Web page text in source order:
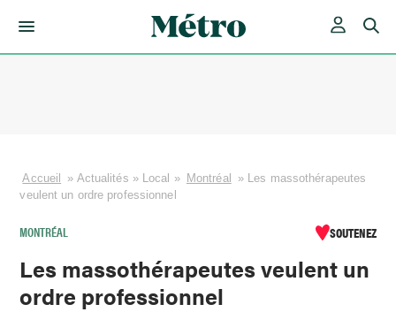
Accueil » Actualités » Local » Montréal » Les massothérapeutes
veulent un ordre professionnel
MONTRÉAL SOUTENEZ
Les massothérapeutes veulent un
ordre professionnel